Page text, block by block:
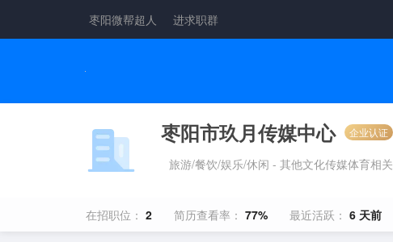
枣阳微帮超人 进求职群
枣阳市玖月传媒中心 企业认证
旅游/餐饮/娱乐/休闲 - 其他文化传媒体育相关
在招职位： 2 简历查看率： 77% 最近活跃： 6 天前